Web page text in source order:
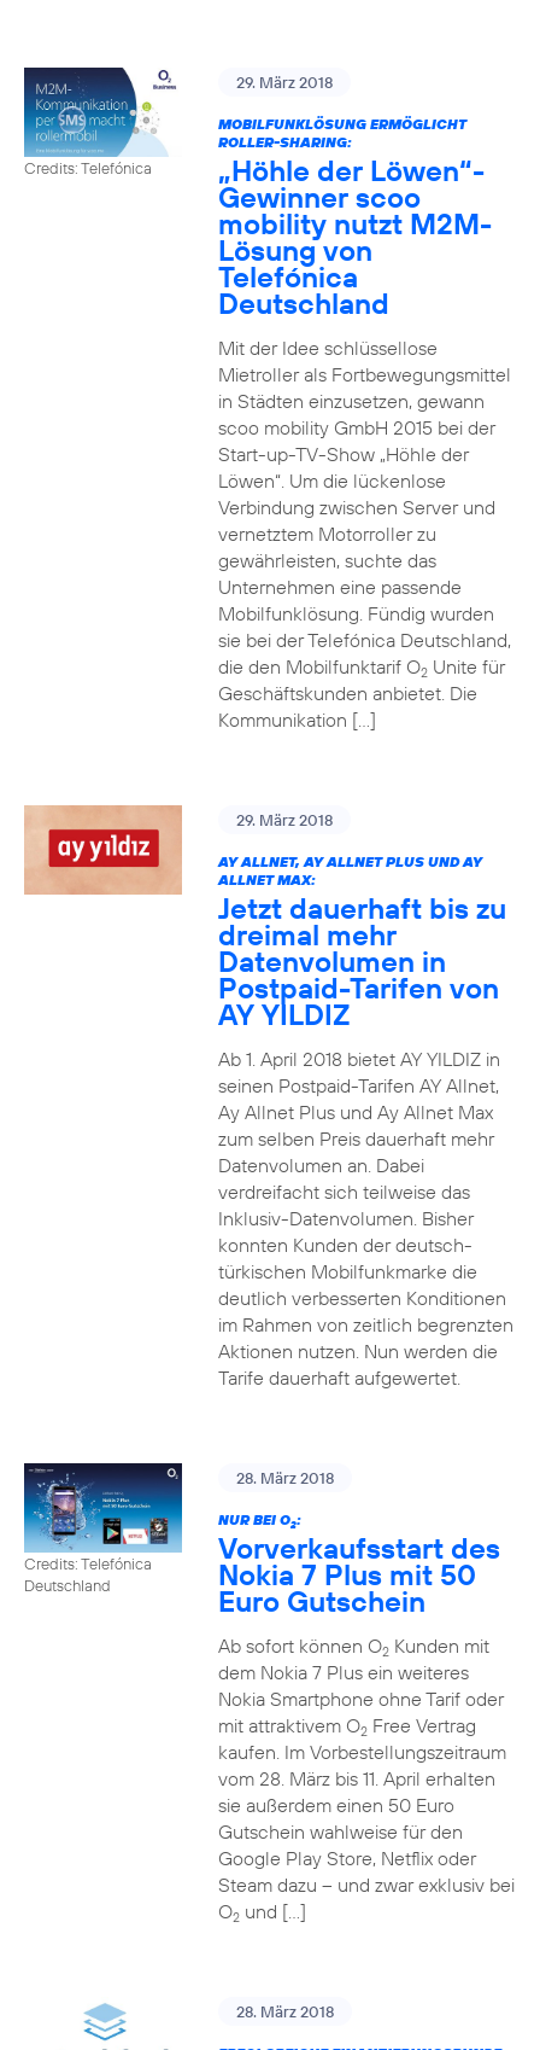
Credits: Telefónica
29. März 2018
MOBILFUNKLÖSUNG ERMÖGLICHT
ROLLER-SHARING:
„Höhle der Löwen“-
Gewinner scoo
mobility nutzt M2M-
Lösung von
Telefónica
Deutschland
Mit der Idee schlüssellose
Mietroller als Fortbewegungsmittel
in Städten einzusetzen, gewann
scoo mobility GmbH 2015 bei der
Start-up-TV-Show „Höhle der
Löwen“. Um die lückenlose
Verbindung zwischen Server und
vernetztem Motorroller zu
gewährleisten, suchte das
Unternehmen eine passende
Mobilfunklösung. Fündig wurden
sie bei der Telefónica Deutschland,
die den Mobilfunktarif O2Unite für
Geschäftskunden anbietet. Die
Kommunikation […]
29. März 2018
AY ALLNET, AY ALLNET PLUS UND AY
ALLNET MAX:
Jetzt dauerhaft bis zu
dreimal mehr
Datenvolumen in
Postpaid-Tarifen von
AY YILDIZ
Ab 1. April 2018 bietet AY YILDIZ in
seinen Postpaid-Tarifen AY Allnet,
Ay Allnet Plus und Ay Allnet Max
zum selben Preis dauerhaft mehr
Datenvolumen an. Dabei
verdreifacht sich teilweise das
Inklusiv-Datenvolumen. Bisher
konnten Kunden der deutsch-
türkischen Mobilfunkmarke die
deutlich verbesserten Konditionen
im Rahmen von zeitlich begrenzten
Aktionen nutzen. Nun werden die
Tarife dauerhaft aufgewertet.
Credits: Telefónica
Deutschland
28. März 2018
NUR BEI O2:
Vorverkaufsstart des
Nokia 7 Plus mit 50
Euro Gutschein
Ab sofort können O2Kunden mit
dem Nokia 7 Plus ein weiteres
Nokia Smartphone ohne Tarif oder
mit attraktivem O2Free Vertrag
kaufen. Im Vorbestellungszeitraum
vom 28. März bis 11. April erhalten
sie außerdem einen 50 Euro
Gutschein wahlweise für den
Google Play Store, Netflix oder
Steam dazu – und zwar exklusiv bei
O2und […]
28. März 2018